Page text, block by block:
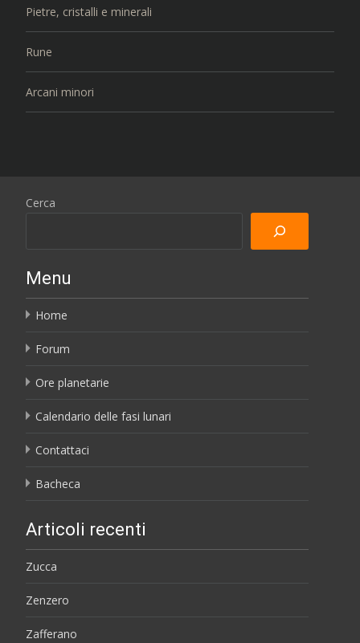
Pietre, cristalli e minerali
Rune
Arcani minori
Cerca
Menu
Home
Forum
Ore planetarie
Calendario delle fasi lunari
Contattaci
Bacheca
Articoli recenti
Zucca
Zenzero
Zafferano